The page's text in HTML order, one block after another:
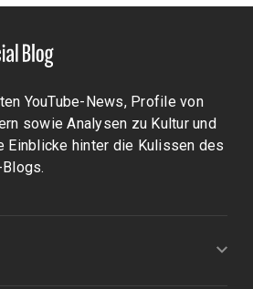
YouTube-News, Profile von
sowie Analysen zu Kultur und
Einblicke hinter die Kulissen des